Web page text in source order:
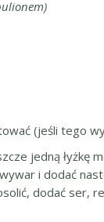
(jeśli tego
jedną
i dodać
dodać ser,